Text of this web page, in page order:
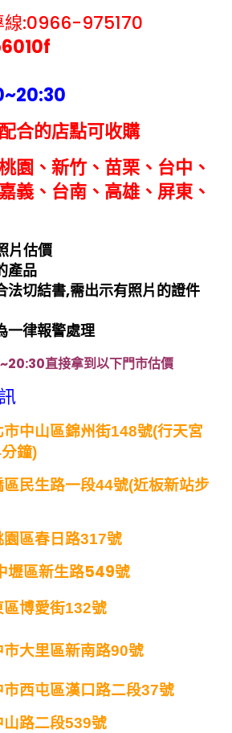
:0966-975170
20:30
合的店點可收購
園、新竹、苗栗、台中、
義、台南、高雄、屏東、
片估價
產品
法切結書,需出示有照片的證件
一律報警處理
直接拿到以下門市估價
市中山區錦州街148號(行天宮
鐘)
區民生路一段44號(近板新站步
區春日路317號
壢區新生路549號
博愛街132號
大里區新南路90號
西屯區漢口路二段37號
路二段539號